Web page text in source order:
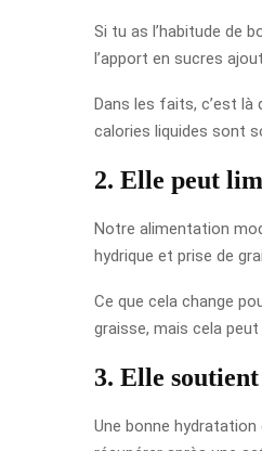
Si tu as l’habitude de
l’apport en sucres
Dans les faits, c’est là
calories liquides sont
2. Elle peut
Notre alimentation
hydrique et prise de
Ce que cela change
graisse, mais cela
3. Elle
Une bonne